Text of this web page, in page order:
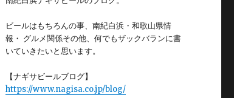
ビールはもちろんの事、南紀白浜・和歌山県情
報・ グルメ関係その他、何でもザックバランに書
いていきたいと思います。
【ナギサビールブログ】
https://www.nagisa.co.jp/blog/